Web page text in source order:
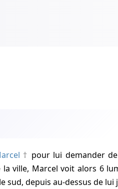
pour lui demander
ville, Marcel voit alors 6
depuis au-dessus de lui